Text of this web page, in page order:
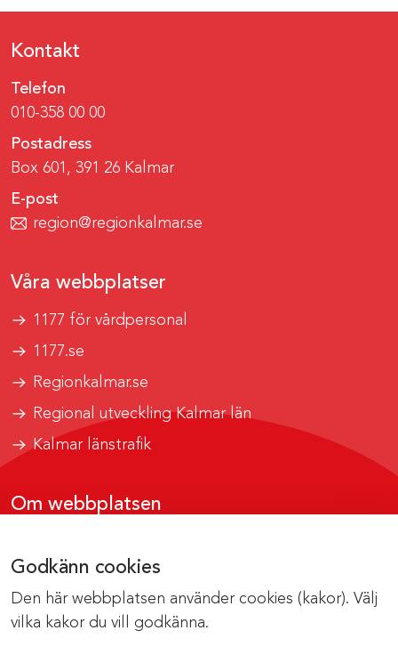
Godkänn cookies
Den här webbplatsen använder cookies (kakor). Välj
vilka kakor du vill godkänna.
Kontakt
Telefon
010-358 00 00
Postadress
Box 601, 391 26 Kalmar
E-post
region@regionkalmar.se
Våra webbplatser
1177 för vårdpersonal
1177.se
Regionkalmar.se
Regional utveckling Kalmar län
Kalmar länstrafik
Om webbplatsen
Om cookies
Kontakta webbredaktionen